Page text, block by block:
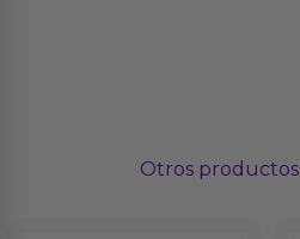
Otros productos